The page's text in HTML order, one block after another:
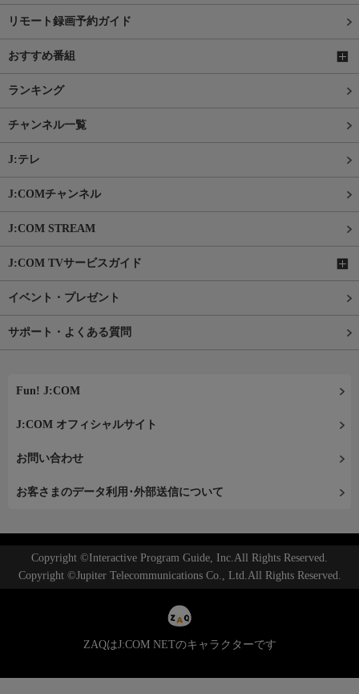
リモート録画予約ガイド
おすすめ番組
ランキング
チャンネル一覧
J:テレ
J:COMチャンネル
J:COM STREAM
J:COM TVサービスガイド
イベント・プレゼント
サポート・よくある質問
Fun! J:COM
J:COM オフィシャルサイト
お問い合わせ
お客さまのデータ利用･外部送信について
Copyright ©Interactive Program Guide, Inc.All Rights Reserved.
Copyright ©Jupiter Telecommunications Co., Ltd.All Rights Reserved.
ZAQはJ:COM NETのキャラクターです